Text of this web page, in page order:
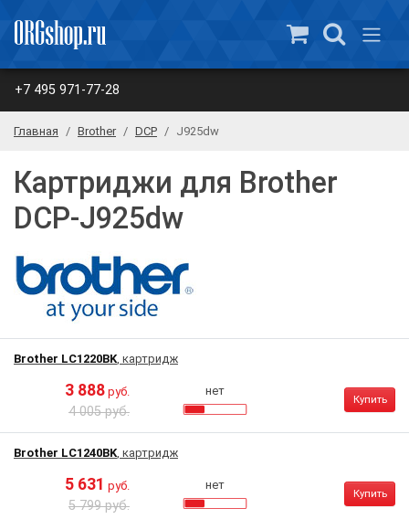
+7 495 971-77-28
Главная Brother DCP J925dw
Картриджи для Brother
DCP-J925dw
Brother LC1220BK, картридж
3 888 руб.
4 005 руб.
нет
Купить
Brother LC1240BK, картридж
5 631 руб.
5 799 руб.
нет
Купить